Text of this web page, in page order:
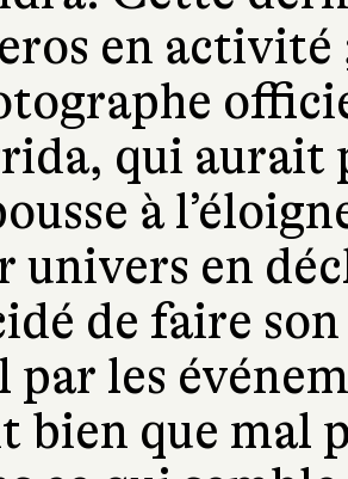
en activité
qui aurait
à
univers en
de faire
par les
bien que mal